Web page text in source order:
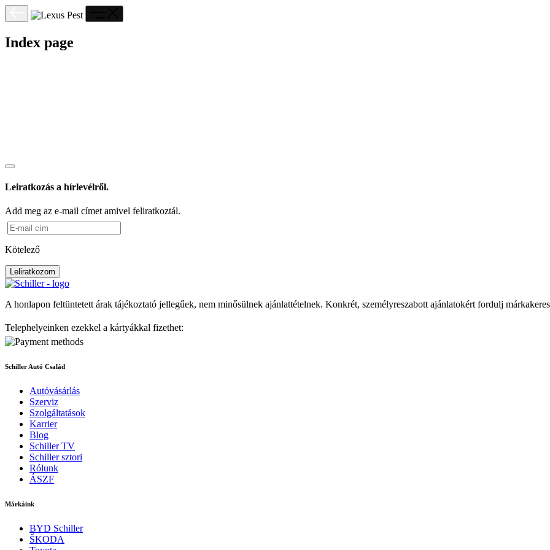
Index page
Leiratkozás a hírlevélről.
Add meg az e-mail címet amivel feliratkoztál.
Kötelező
Leliratkozom
A honlapon feltüntetett árak tájékoztató jellegűek, nem minősülnek ajánlattételnek. Konkrét, személyreszabott ajánlatokért fordulj
Telephelyeinken ezekkel a kártyákkal fizethet:
Schiller Autó Család
Autóvásárlás
Szerviz
Szolgáltatások
Karrier
Blog
Schiller TV
Schiller sztori
Rólunk
ÁSZF
Márkáink
BYD Schiller
ŠKODA